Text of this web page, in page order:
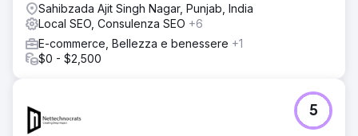
Sahibzada Ajit Singh Nagar, Punjab, India
Local SEO, Consulenza SEO +6
E-commerce, Bellezza e benessere +1
$0 - $2,500
5